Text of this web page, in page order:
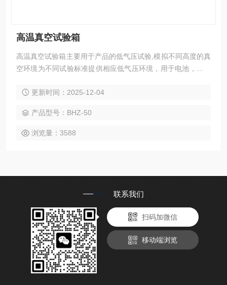
高温真空试验箱
高温真空试验箱主要用于产品的低气压试验,模拟不同高度的真
空环境为不同试验标准提供相应低气压环境，用于电池，电容
品的脱气，除湿等生产过程
更新时间：2025-12-04
产品型号：BHZ-50
浏览量：3588
联系我们
扫码加微信
移动端浏览